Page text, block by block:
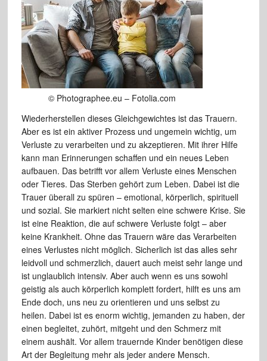
© Photographee.eu – Fotolia.com
Wiederherstellen dieses Gleichgewichtes ist das Trauern.
Aber es ist ein aktiver Prozess und ungemein wichtig, um
Verluste zu verarbeiten und zu akzeptieren. Mit ihrer Hilfe
kann man Erinnerungen schaffen und ein neues Leben
aufbauen. Das betrifft vor allem Verluste eines Menschen
oder Tieres. Das Sterben gehört zum Leben. Dabei ist die
Trauer überall zu spüren – emotional, körperlich, spirituell
und sozial. Sie markiert nicht selten eine schwere Krise. Sie
ist eine Reaktion, die auf schwere Verluste folgt – aber
keine Krankheit. Ohne das Trauern wäre das Verarbeiten
eines Verlustes nicht möglich. Sicherlich ist das alles sehr
leidvoll und schmerzlich, dauert auch meist sehr lange und
ist unglaublich intensiv. Aber auch wenn es uns sowohl
geistig als auch körperlich komplett fordert, hilft es uns am
Ende doch, uns neu zu orientieren und uns selbst zu
heilen. Dabei ist es enorm wichtig, jemanden zu haben, der
einen begleitet, zuhört, mitgeht und den Schmerz mit
einem aushält. Vor allem trauernde Kinder benötigen diese
Art der Begleitung mehr als jeder andere Mensch.